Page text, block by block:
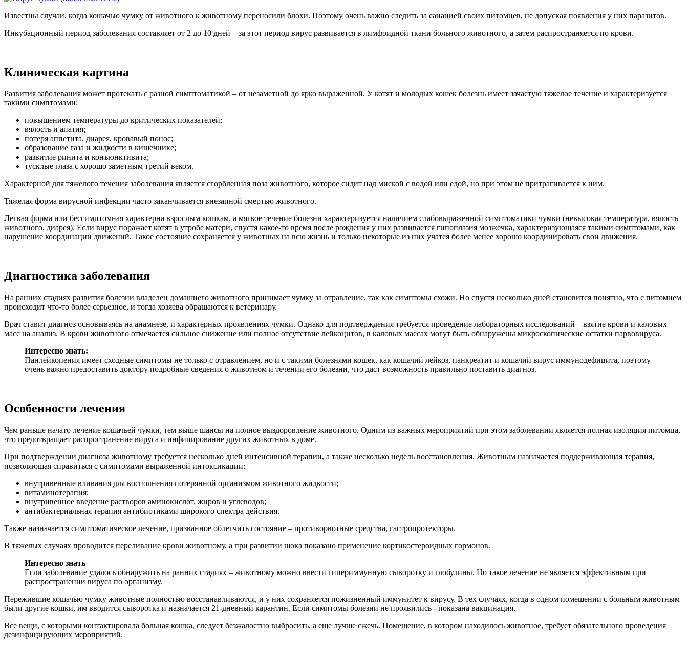
Известны случаи, когда кошачью чумку от животного к животному переносили блохи. Поэтому очень важно следить за санацией своих питомцев, не допуская появления у них паразитов.
Инкубационный период заболевания составляет от 2 до 10 дней – за этот период вирус развивается в лимфоидной ткани больного животного, а затем распространяется по крови.
Клиническая картина
Развития заболевания может протекать с разной симптоматикой – от незаметной до ярко выраженной. У котят и молодых кошек болезнь имеет зачастую тяжелое течение и характеризуется
такими симптомами:
повышением температуры до критических показателей;
вялость и апатия;
потеря аппетита, диарея, кровавый понос;
образование газа и жидкости в кишечнике;
развитие ринита и конъюнктивита;
тусклые глаза с хорошо заметным третий веком.
Характерной для тяжелого течения заболевания является сгорбленная поза животного, которое сидит над миской с водой или едой, но при этом не притрагивается к ним.
Тяжелая форма вирусной инфекции часто заканчивается внезапной смертью животного.
Легкая форма или бессимптомная характерна взрослым кошкам, а мягкое течение болезни характеризуется наличием слабовыраженной симптоматики чумки (невысокая температура, вялость
животного, диарея). Если вирус поражает котят в утробе матери, спустя какое-то время после рождения у них развивается гипоплазия мозжечка, характеризующаяся такими симптомами, как
нарушение координации движений. Такое состояние сохраняется у животных на всю жизнь и только некоторые из них учатся более менее хорошо координировать свои движения.
Диагностика заболевания
На ранних стадиях развития болезни владелец домашнего животного принимает чумку за отравление, так как симптомы схожи. Но спустя несколько дней становится понятно, что с питомцем
происходит что-то более серьезное, и тогда хозяева обращаются к ветеринару.
Врач ставит диагноз основываясь на анамнезе, и характерных проявлениях чумки. Однако для подтверждения требуется проведение лабораторных исследований – взятие крови и каловых
масс на анализ. В крови животного отмечается сильное снижение или полное отсутствие лейкоцитов, в каловых массах могут быть обнаружены микроскопические остатки парвовируса.
Интересно знать:
Панлейкопения имеет сходные симптомы не только с отравлением, но и с такими болезнями кошек, как кошачий лейкоз, панкреатит и кошачий вирус иммунодефицита, поэтому
очень важно предоставить доктору подробные сведения о животном и течении его болезни, что даст возможность правильно поставить диагноз.
Особенности лечения
Чем раньше начато лечение кошачьей чумки, тем выше шансы на полное выздоровление животного. Одним из важных мероприятий при этом заболевании является полная изоляция питомца,
что предотвращает распространение вируса и инфицирование других животных в доме.
При подтверждении диагноза животному требуется несколько дней интенсивной терапии, а также несколько недель восстановления. Животным назначается поддерживающая терапия,
позволяющая справиться с симптомами выраженной интоксикации:
внутривенные вливания для восполнения потерянной организмом животного жидкости;
витаминотерапия;
внутривенное введение растворов аминокислот, жиров и углеводов;
антибактериальная терапия антибиотиками широкого спектра действия.
Также назначается симптоматическое лечение, призванное облегчить состояние – противорвотные средства, гастропротекторы.
В тяжелых случаях проводится переливание крови животному, а при развитии шока показано применение кортикостероидных гормонов.
Интересно знать
Если заболевание удалось обнаружить на ранних стадиях – животному можно ввести гипериммунную сыворотку и глобулины. Но такое лечение не является эффективным при
распространении вируса по организму.
Пережившие кошачью чумку животные полностью восстанавливаются, и у них сохраняется пожизненный иммунитет к вирусу. В тех случаях, когда в одном помещении с больным животным
были другие кошки, им вводится сыворотка и назначается 21-дневный карантин. Если симптомы болезни не проявились - показана вакцинация.
Все вещи, с которыми контактировала больная кошка, следует безжалостно выбросить, а еще лучше сжечь. Помещение, в котором находилось животное, требует обязательного проведения
дезинфицирующих мероприятий.